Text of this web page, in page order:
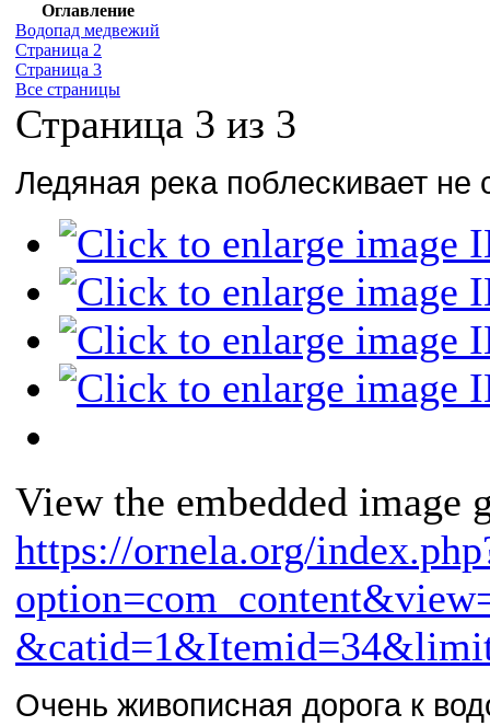
Оглавление
Водопад медвежий
Страница 2
Страница 3
Все страницы
Страница 3 из 3
Ледяная река поблескивает
View the embedded image
https://ornela.org/
Очень живописная дорога к